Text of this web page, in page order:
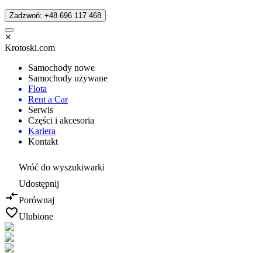
Zadzwoń: +48 696 117 468
Krotoski.com
Samochody nowe
Samochody używane
Flota
Rent a Car
Serwis
Części i akcesoria
Kariera
Kontakt
Wróć do wyszukiwarki
Udostępnij
Porównaj
Ulubione